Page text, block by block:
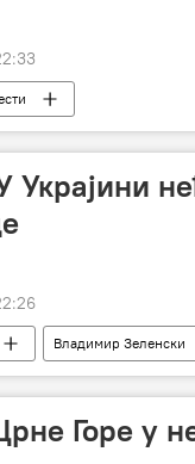
Украјини
Владимир Зеленски
Горе у